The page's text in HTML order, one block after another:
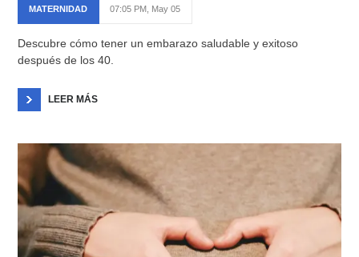
MATERNIDAD 07:05 PM, May 05
Descubre cómo tener un embarazo saludable y exitoso
después de los 40.
LEER MÁS